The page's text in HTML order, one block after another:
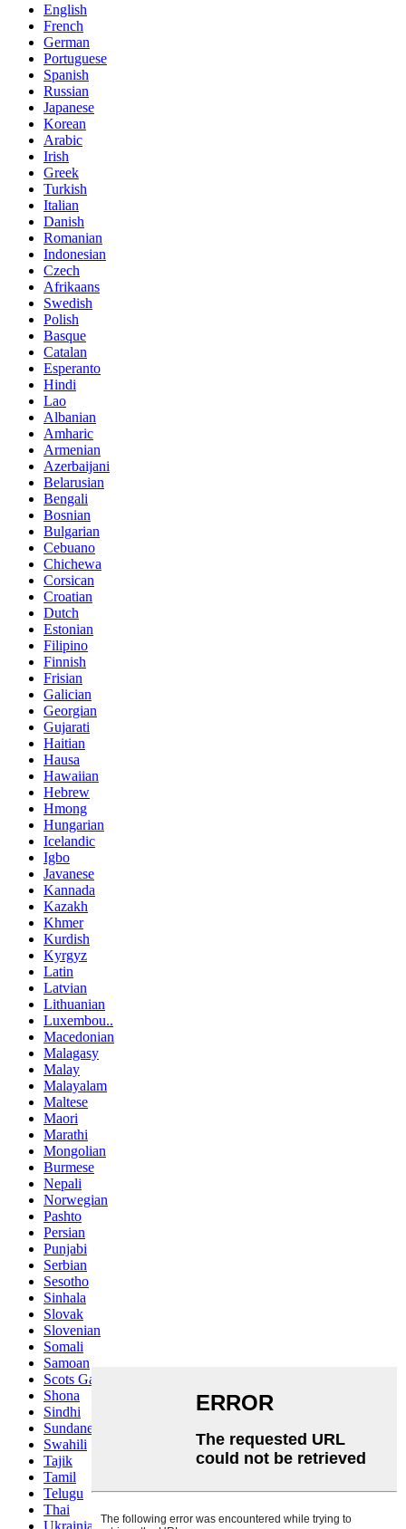
English
French
German
Portuguese
Spanish
Russian
Japanese
Korean
Arabic
Irish
Greek
Turkish
Italian
Danish
Romanian
Indonesian
Czech
Afrikaans
Swedish
Polish
Basque
Catalan
Esperanto
Hindi
Lao
Albanian
Amharic
Armenian
Azerbaijani
Belarusian
Bengali
Bosnian
Bulgarian
Cebuano
Chichewa
Corsican
Croatian
Dutch
Estonian
Filipino
Finnish
Frisian
Galician
Georgian
Gujarati
Haitian
Hausa
Hawaiian
Hebrew
Hmong
Hungarian
Icelandic
Igbo
Javanese
Kannada
Kazakh
Khmer
Kurdish
Kyrgyz
Latin
Latvian
Lithuanian
Luxembou..
Macedonian
Malagasy
Malay
Malayalam
Maltese
Maori
Marathi
Mongolian
Burmese
Nepali
Norwegian
Pashto
Persian
Punjabi
Serbian
Sesotho
Sinhala
Slovak
Slovenian
Somali
Samoan
Scots Gaelic
Shona
Sindhi
Sundanese
Swahili
Tajik
Tamil
Telugu
Thai
Ukrainian